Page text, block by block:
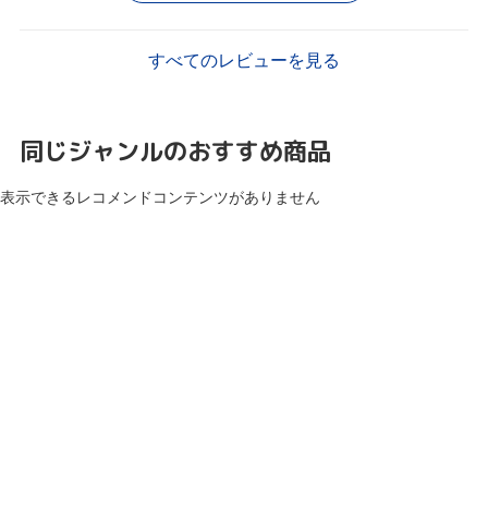
すべてのレビューを見る
同じジャンルのおすすめ商品
表示できるレコメンドコンテンツがありません